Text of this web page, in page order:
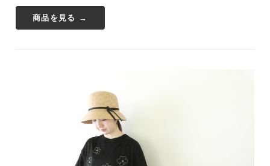
商品を見る →